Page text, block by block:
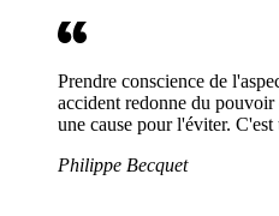
Prendre conscience de
accident redonne du
une cause pour l'éviter.
Philippe Becquet